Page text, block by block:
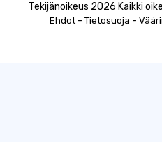
Tekijänoikeus 2026 Kaikki
Ehdot- Tietosuoja -